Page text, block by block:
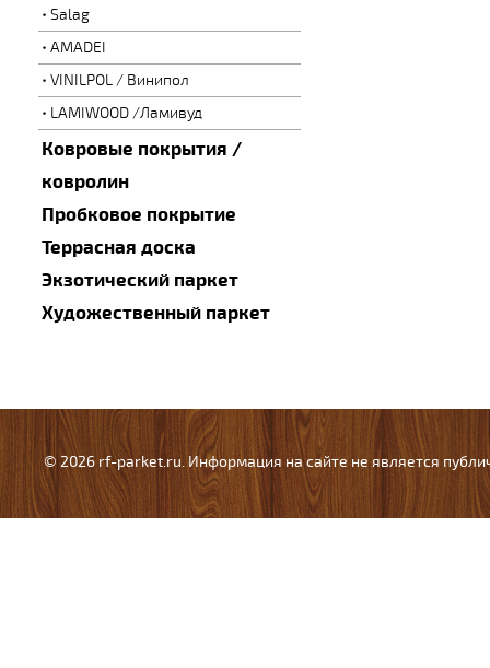
Salag
AMADEI
VINILPOL / Винипол
LAMIWOOD /Ламивуд
Ковровые покрытия /
ковролин
Пробковое покрытие
Террасная доска
Экзотический паркет
Художественный паркет
© 2026 rf-parket.ru. Информация на сайте не является